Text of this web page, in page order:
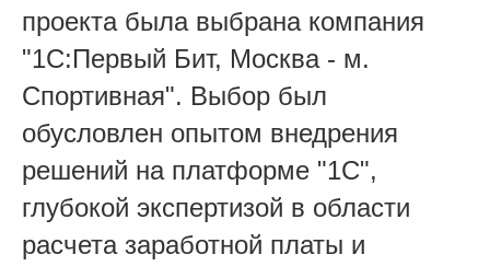
проекта была выбрана компания
"1С:Первый Бит, Москва - м.
Спортивная". Выбор был
обусловлен опытом внедрения
решений на платформе "1С",
глубокой экспертизой в области
расчета заработной платы и